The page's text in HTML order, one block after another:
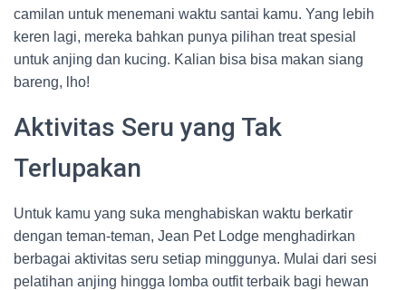
camilan untuk menemani waktu santai kamu. Yang lebih
keren lagi, mereka bahkan punya pilihan treat spesial
untuk anjing dan kucing. Kalian bisa bisa makan siang
bareng, lho!
Aktivitas Seru yang Tak
Terlupakan
Untuk kamu yang suka menghabiskan waktu berkatir
dengan teman-teman, Jean Pet Lodge menghadirkan
berbagai aktivitas seru setiap minggunya. Mulai dari sesi
pelatihan anjing hingga lomba outfit terbaik bagi hewan